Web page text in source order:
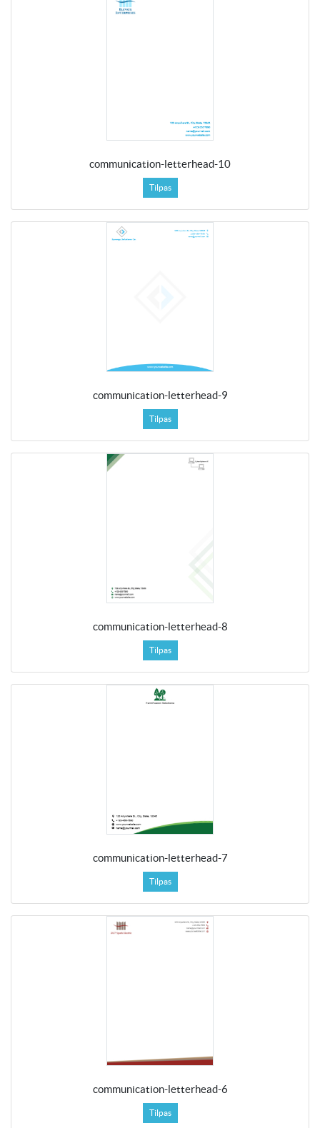
communication-letterhead-10
Tilpas
communication-letterhead-9
Tilpas
communication-letterhead-8
Tilpas
communication-letterhead-7
Tilpas
communication-letterhead-6
Tilpas